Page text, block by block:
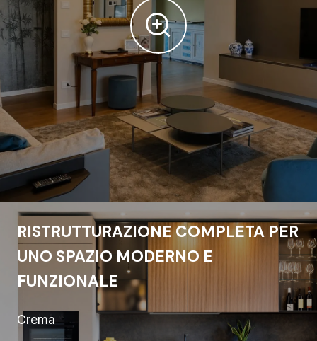
RISTRUTTURAZIONE COMPLETA PER
UNO SPAZIO MODERNO E
FUNZIONALE
Crema